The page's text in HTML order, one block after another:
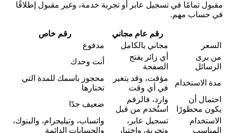
مقبول تمامًا في تسجيل عابر أو تجربة خدمة، وغير مقبول إطلاقًا
في حساب مهم.
رقم عام مجاني
رقم خاص
السعر
مجاني بالكامل
مدفوع
من يرى
الرسائل
أي زائر يفتح
الصفحة
أنت وحدك
مدة الاستخدام
مؤقت، وقد يتغير
في أي وقت
محجوز باسمك للمدة التي
تختارها
احتمال أن
يكون محظورًا
وارد، فالرقم
استُخدم من قبل
ضعيف جدًا
الاستخدام
المناسب
تسجيل عابر،
وتجربة، واختبار
واتساب، وتيليجرام، والبنوك،
والحسابات الدائمة